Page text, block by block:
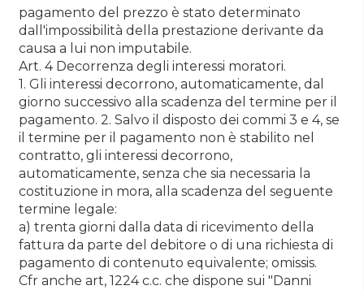
pagamento del prezzo è stato determinato
dall'impossibilità della prestazione derivante da
causa a lui non imputabile.
Art. 4 Decorrenza degli interessi moratori.
1. Gli interessi decorrono, automaticamente, dal
giorno successivo alla scadenza del termine per il
pagamento. 2. Salvo il disposto dei commi 3 e 4, se
il termine per il pagamento non è stabilito nel
contratto, gli interessi decorrono,
automaticamente, senza che sia necessaria la
costituzione in mora, alla scadenza del seguente
termine legale:
a) trenta giorni dalla data di ricevimento della
fattura da parte del debitore o di una richiesta di
pagamento di contenuto equivalente; omissis.
Cfr anche art, 1224 c.c. che dispone sui "Danni